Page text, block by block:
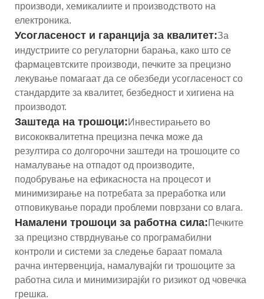
производи, хемикалиите и производството на
електроника.
Усогласеност и гаранција за квалитет:За
индустриите со регулаторни барања, како што се
фармацевтските производи, печките за прецизно
лекување помагаат да се обезбеди усогласеност со
стандардите за квалитет, безбедност и хигиена на
производот.
Заштеда на трошоци:Инвестирањето во
висококвалитетна прецизна печка може да
резултира со долгорочни заштеди на трошоците со
намалување на отпадот од производите,
подобрување на ефикасноста на процесот и
минимизирање на потребата за преработка или
отповикување поради проблеми поврзани со влага.
Намалени трошоци за работна сила:Печките
за прецизно стврднување со програмабилни
контроли и системи за следење бараат помала
рачна интервенција, намалувајќи ги трошоците за
работна сила и минимизирајќи го ризикот од човечка
грешка.